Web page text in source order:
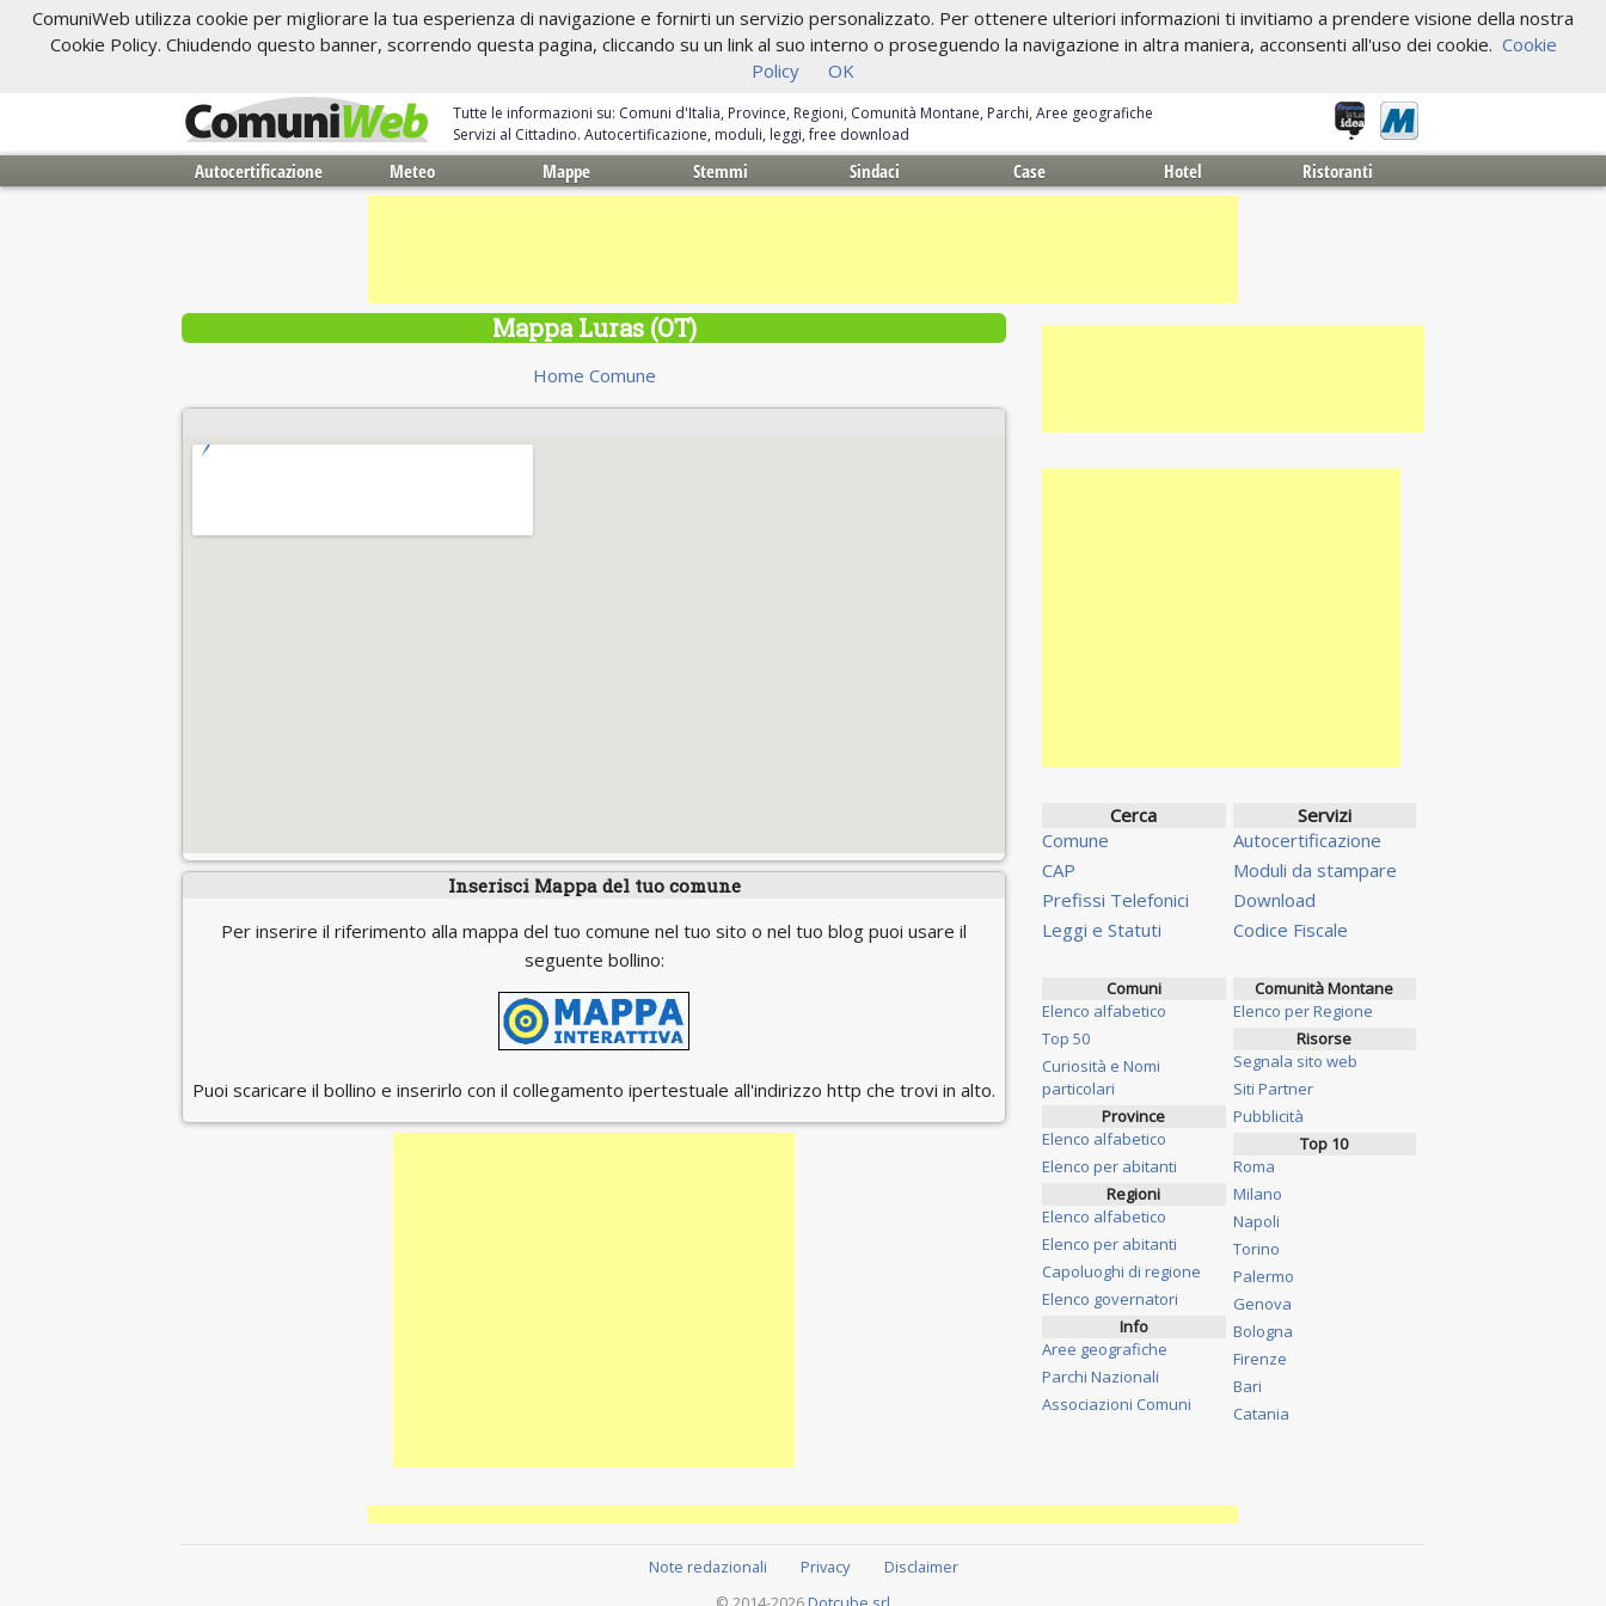
ComuniWeb utilizza cookie per migliorare la tua esperienza di navigazione e fornirti un servizio personalizzato. Per ottenere ulteriori informazioni ti invitiamo a prendere visione della nostra
Cookie Policy. Chiudendo questo banner, scorrendo questa pagina, cliccando su un link al suo interno o proseguendo la navigazione in altra maniera, acconsenti all'uso dei cookie. Cookie
Policy
OK
Tutte le informazioni su: Comuni d'Italia, Province, Regioni, Comunità Montane, Parchi, Aree geografiche
Servizi al Cittadino. Autocertificazione, moduli, leggi, free download
Autocertificazione Meteo Mappe Stemmi Sindaci Case Hotel Ristoranti
Mappa Luras (OT)
Home Comune
Inserisci Mappa del tuo comune
Per inserire il riferimento alla mappa del tuo comune nel tuo sito o nel tuo blog puoi usare il
seguente bollino:
Puoi scaricare il bollino e inserirlo con il collegamento ipertestuale all'indirizzo http che trovi in alto.
Cerca
Comune
CAP
Prefissi Telefonici
Leggi e Statuti
Servizi
Autocertificazione
Moduli da stampare
Download
Codice Fiscale
Comuni
Elenco alfabetico
Top 50
Curiosità e Nomi
particolari
Province
Elenco alfabetico
Elenco per abitanti
Regioni
Elenco alfabetico
Elenco per abitanti
Capoluoghi di regione
Elenco governatori
Info
Aree geografiche
Parchi Nazionali
Associazioni Comuni
Comunità Montane
Elenco per Regione
Risorse
Segnala sito web
Siti Partner
Pubblicità
Top 10
Roma
Milano
Napoli
Torino
Palermo
Genova
Bologna
Firenze
Bari
Catania
Note redazionali Privacy
Disclaimer